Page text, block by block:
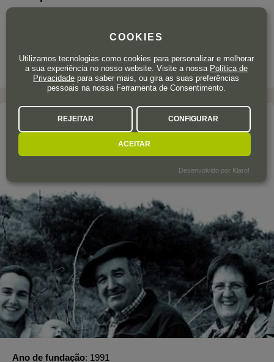
BODEGAS ARTUKE
Ano de fundação 1991
COOKIES
Utilizamos tecnologias como cookies para personalizar e melhorar
a sua experiência no nosso website. Visite a nossa Política de
Privacidade para saber mais, ou gira as suas preferências
pessoais na nossa Ferramenta de Consentimento.
REJEITAR CONFIGURAR
ACEITAR
Desenvolvido por Klaro!